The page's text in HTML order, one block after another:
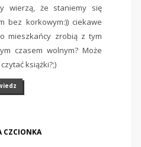
wierzą, że staniemy się
bez korkowym:)) ciekawe
mieszkańcy zrobią z tym
czasem wolnym? Może
książki?;)
CZCIONKA